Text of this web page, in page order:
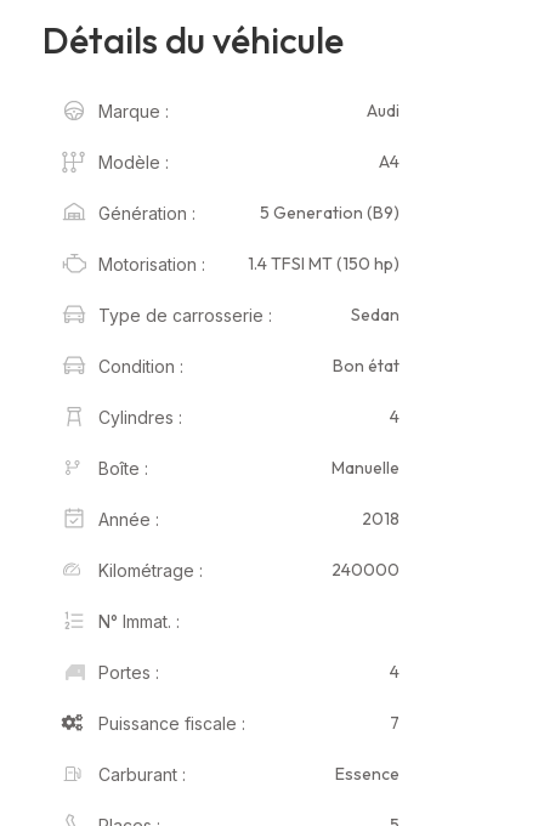
Détails du véhicule
Marque : Audi
Modèle : A4
Génération : 5 Generation (B9)
Motorisation : 1.4 TFSI MT (150 hp)
Type de carrosserie : Sedan
Condition : Bon état
Cylindres : 4
Boîte : Manuelle
Année : 2018
Kilométrage : 240000
N° Immat. :
Portes : 4
Puissance fiscale : 7
Carburant : Essence